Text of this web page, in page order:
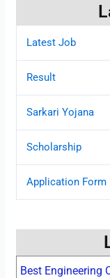
Latest Job
Result
Sarkari Yojana
Scholarship
Application Form
Best Engineering